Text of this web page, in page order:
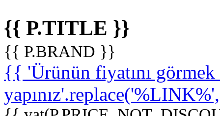
{{ P.TITLE }}
{{ P.BRAND }}
{{ 'Ürünün fiyatını